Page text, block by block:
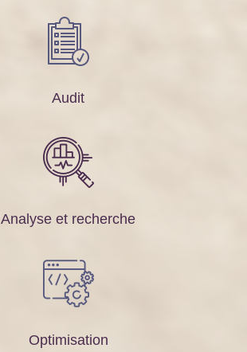
Audit
Analyse et recherche
Optimisation